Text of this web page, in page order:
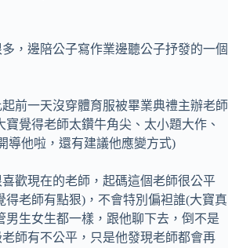
，邊陪公子寫作業邊聽公子抒發的一個
前一天沒穿體育服被畢業典禮主辦老師
寶覺得老師太鑽牛角尖、太小題大作、
導他啦，還有建議他應變方式)
歡現在的老師，起碼這個老師很公平
得老師有點狠)，不會特別偏袒誰(大寶真
男生女生都一樣，跟他聊下去，倒不是
師有不公平，只是他發現老師都會再